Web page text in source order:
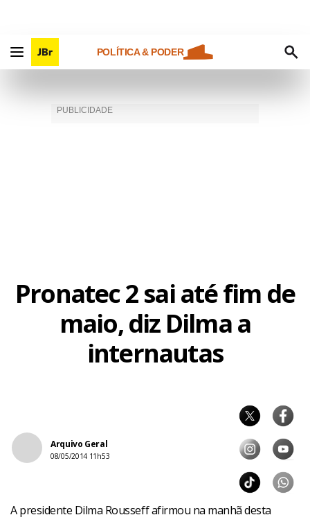
POLÍTICA & PODER
Pronatec 2 sai até fim de
maio, diz Dilma a
internautas
Arquivo Geral
08/05/2014 11h53
A presidente Dilma Rousseff afirmou na manhã desta